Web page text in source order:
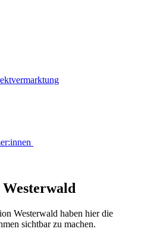
Westerwald haben hier die
sichtbar zu machen.